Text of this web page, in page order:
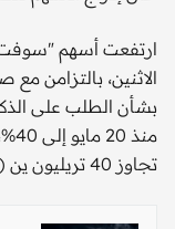
الاثنين، بالتزامن
بشأن الطلب على
تجاوز 40 تريليون ين (252 مليار دولار).